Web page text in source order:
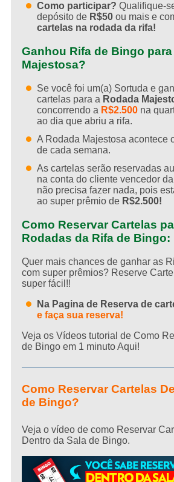
Como participar? Qualifique-
depósito deR$50ou mais e
cartelas na rodada da rifa!
Ganhou Rifa de Bingo
Majestosa?
Se você foi um(a) Sortuda e
cartelas para a Rodada
concorrendo a R$2.500na
ao dia que abriu a rifa.
A Rodada Majestosa acontece
de cada semana.
As cartelas serão reservadas
na conta do cliente vencedor
não precisa fazer nada, pois
ao super prêmio de R$2.500!​
Como Reservar Cartelas
Rodadas da Rifa de Bingo:
Quer mais chances de ganhar as
com super prêmios? Reserve
super fácil!!
Na Pagina de Reserva de
e faça sua reserva!
Veja os Vídeos tutorial de Como
de Bingo em 1 minuto Aqui!
Como Reservar Cartelas
de Bingo?
Veja o vídeo de como Reservar
Dentro da Sala de Bingo.